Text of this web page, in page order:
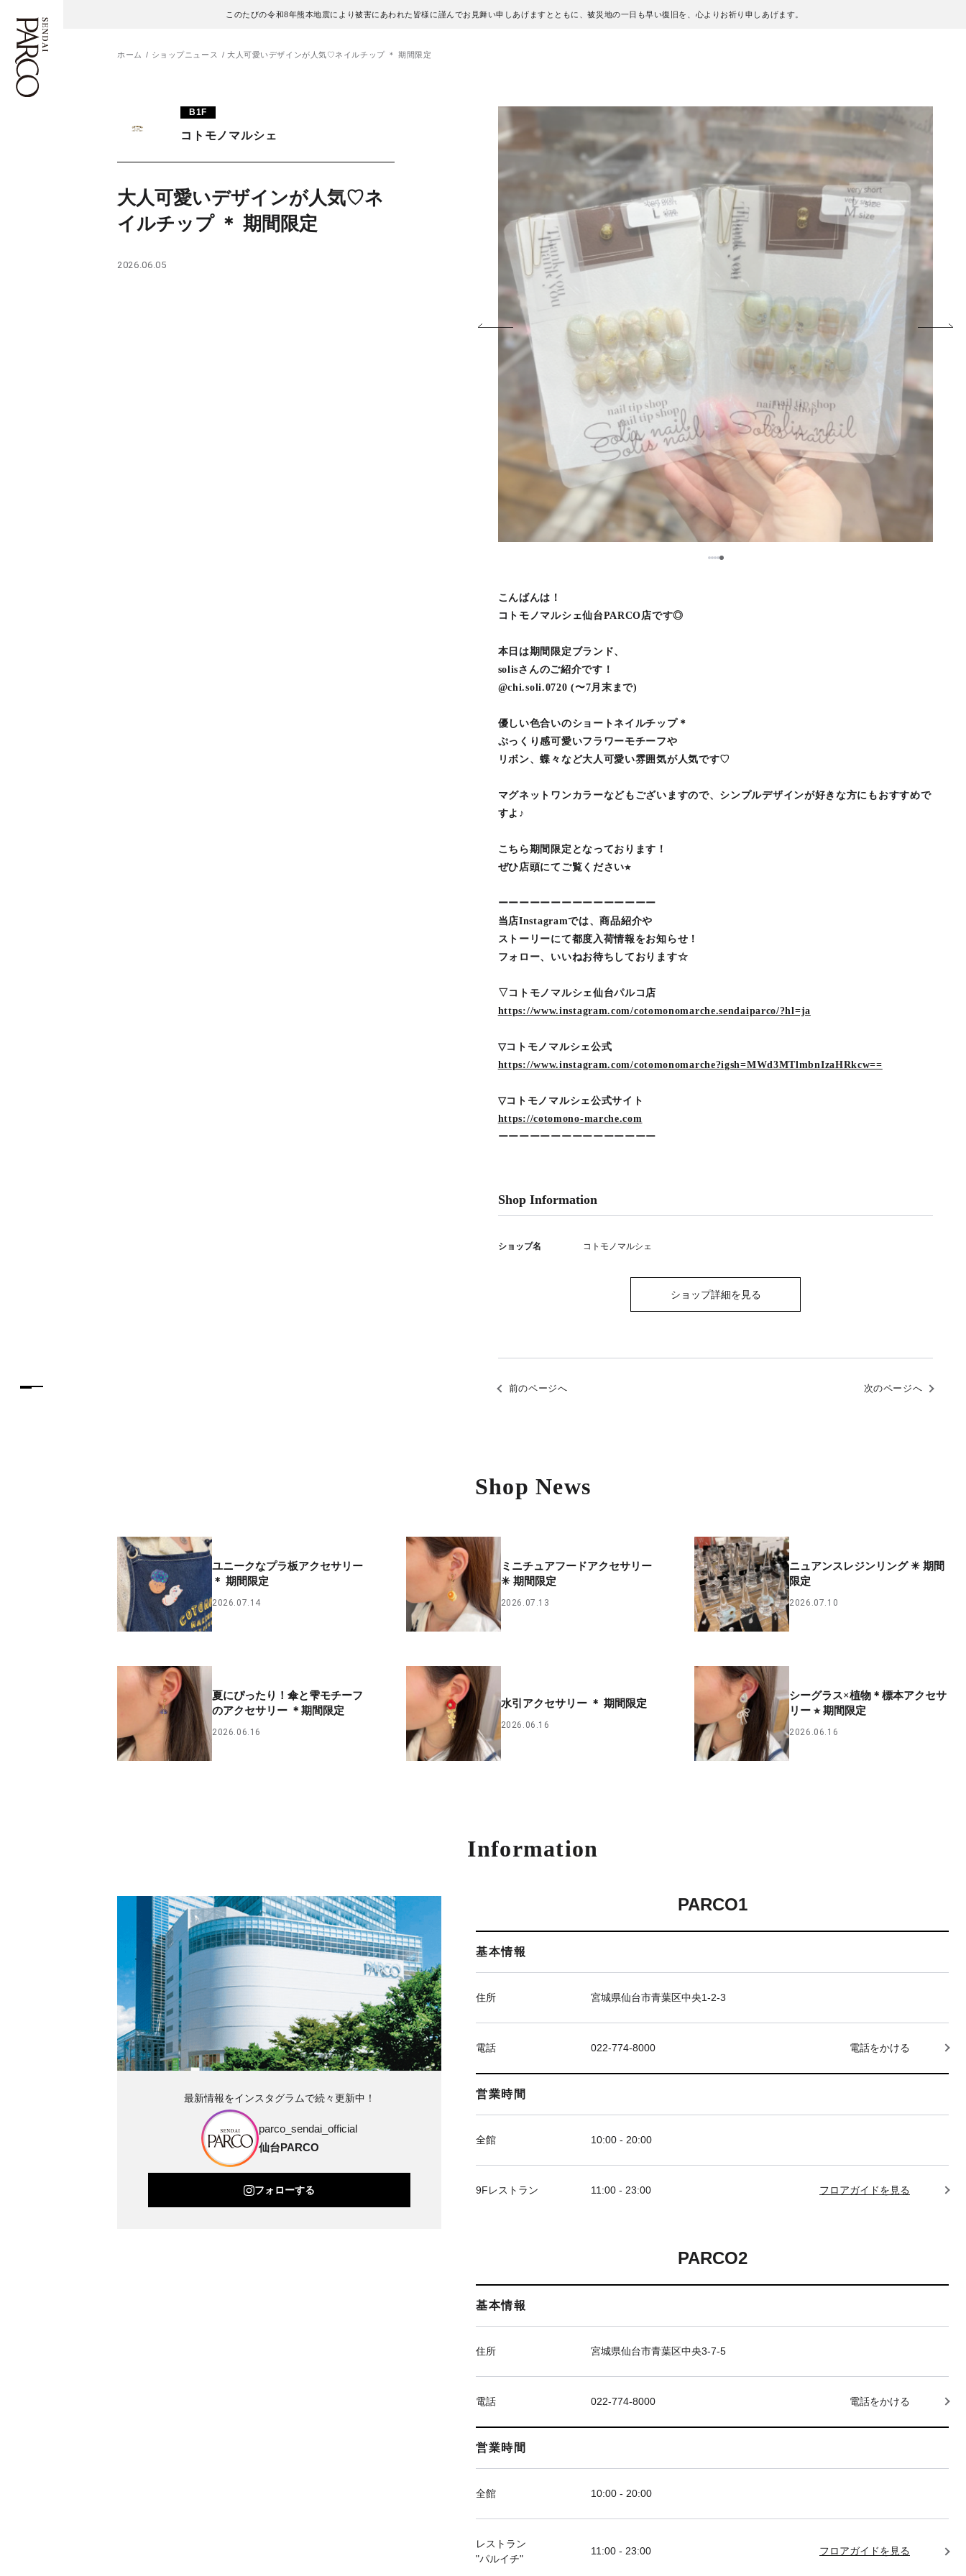
このたびの令和8年熊本地震により被害にあわれた皆様に謹んでお見舞い申しあげますとともに、被災地の一日も早い復旧を、心よりお祈り申しあげます。
施設案内・アクセス
ホーム ショップニュース 大人可愛いデザインが人気♡ネイルチップ ＊ 期間限定
B1F
コトモノマルシェ
大人可愛いデザインが人気♡ネ
イルチップ ＊ 期間限定
2026.06.05
12345
こんばんは！
コトモノマルシェ仙台PARCO店です◎
本日は期間限定ブランド、
solisさんのご紹介です！
@chi.soli.0720 (〜7月末まで)
優しい色合いのショートネイルチップ＊
ぷっくり感可愛いフラワーモチーフや
リボン、蝶々など大人可愛い雰囲気が人気です♡
マグネットワンカラーなどもございますので、シンプルデザインが好きな方にもおすすめで
すよ♪
こちら期間限定となっております！
ぜひ店頭にてご覧ください⭐︎
ーーーーーーーーーーーーーーー
当店Instagramでは、商品紹介や
ストーリーにて都度入荷情報をお知らせ！
フォロー、いいねお待ちしております☆
▽コトモノマルシェ仙台パルコ店
https://www.instagram.com/cotomonomarche.sendaiparco/?hl=ja
▽コトモノマルシェ公式
https://www.instagram.com/cotomonomarche?igsh=MWd3MTlmbnIzaHRkcw==
▽コトモノマルシェ公式サイト
https://cotomono-marche.com
ーーーーーーーーーーーーーーー
Shop Information
ショップ名 コトモノマルシェ
ショップ詳細を見る
前のページへ 次のページへ
Shop News
ユニークなプラ板アクセサリー
＊ 期間限定
2026.07.14
ミニチュアフードアクセサリー
✳︎ 期間限定
2026.07.13
ニュアンスレジンリング ✳︎ 期間
限定
2026.07.10
夏にぴったり！傘と雫モチーフ
のアクセサリー ＊期間限定
2026.06.16
水引アクセサリー ＊ 期間限定
2026.06.16
シーグラス×植物＊標本アクセサ
リー ⭐︎ 期間限定
2026.06.16
Information
PARCO1
基本情報
住所 宮城県仙台市青葉区中央1-2-3
電話 022-774-8000 電話をかける
営業時間
全館 10:00 - 20:00
9Fレストラン 11:00 - 23:00 フロアガイドを見る
PARCO2
基本情報
住所 宮城県仙台市青葉区中央3-7-5
電話 022-774-8000 電話をかける
営業時間
全館 10:00 - 20:00
レストラン
"パルイチ"
11:00 - 23:00 フロアガイドを見る
最新情報をインスタグラムで続々更新中！
parco_sendai_official
仙台PARCO
フォローする